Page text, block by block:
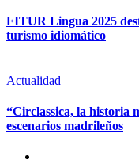
FITUR Lingua 2025
turismo idiomático
Actualidad
“Circlassica, la historia
escenarios madrileños